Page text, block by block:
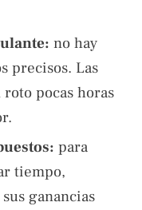
no hay
precisos. Las
pocas horas
para
tiempo,
ganancias